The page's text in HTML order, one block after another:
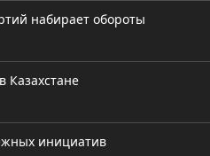
набирает обороты
Казахстане
инициатив